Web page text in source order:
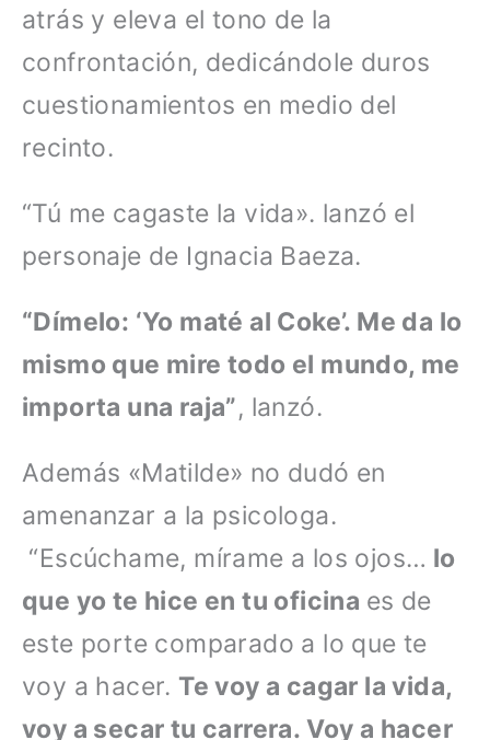
atrás y eleva el tono de la
confrontación, dedicándole duros
cuestionamientos en medio del
recinto.
“Tú me cagaste la vida». lanzó el
personaje de Ignacia Baeza.
“Dímelo: ‘Yo maté al Coke’. Me da lo
mismo que mire todo el mundo, me
importa una raja”, lanzó.
Además «Matilde» no dudó en
amenanzar a la psicologa.
“Escúchame, mírame a los ojos… lo
que yo te hice en tu oficina es de
este porte comparado a lo que te
voy a hacer. Te voy a cagar la vida,
voy a secar tu carrera. Voy a hacer